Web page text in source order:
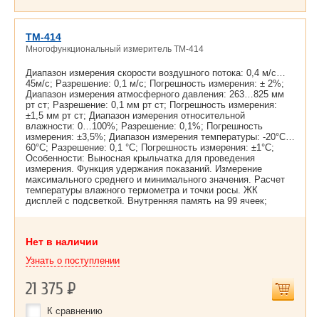
TM-414
Многофункциональный измеритель TM-414
Диапазон измерения скорости воздушного потока: 0,4 м/с…
45м/с; Разрешение: 0,1 м/c; Погрешность измерения: ± 2%;
Диапазон измерения атмосферного давления: 263…825 мм
рт ст; Разрешение: 0,1 мм рт ст; Погрешность измерения:
±1,5 мм рт ст; Диапазон измерения относительной
влажности: 0…100%; Разрешение: 0,1%; Погрешность
измерения: ±3,5%; Диапазон измерения температуры: -20°С…
60°С; Разрешение: 0,1 °С; Погрешность измерения: ±1°С;
Особенности: Выносная крыльчатка для проведения
измерения. Функция удержания показаний. Измерение
максимального среднего и минимального значения. Расчет
температуры влажного термометра и точки росы. ЖК
дисплей с подсветкой. Внутренняя память на 99 ячеек;
Нет в наличии
Узнать о поступлении
21 375Р
К сравнению